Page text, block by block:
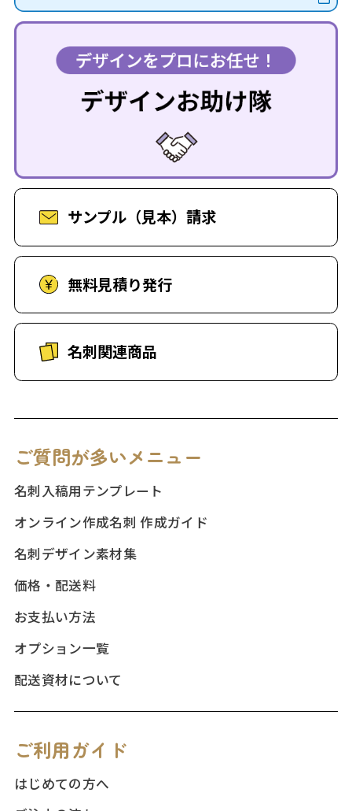
サンプル（見本）請求
無料見積り発行
名刺関連商品
ご質問が多いメニュー
名刺入稿用テンプレート
オンライン作成名刺 作成ガイド
名刺デザイン素材集
価格・配送料
お支払い方法
オプション一覧
配送資材について
ご利用ガイド
はじめての方へ